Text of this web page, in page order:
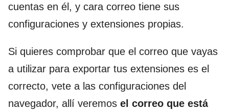
cuentas en él, y cara correo tiene sus
configuraciones y extensiones propias.
Si quieres comprobar que el correo que vayas
a utilizar para exportar tus extensiones es el
correcto, vete a las configuraciones del
navegador, allí veremos el correo que está